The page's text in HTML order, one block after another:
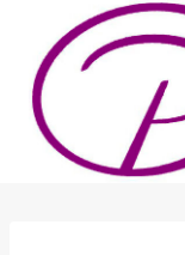
Doorgaan
inhoud